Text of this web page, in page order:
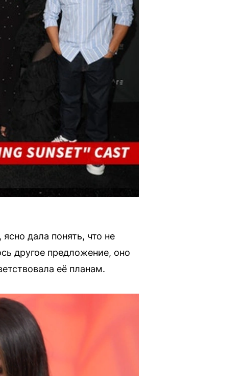
дала понять, что не
другое предложение, оно
её планам.